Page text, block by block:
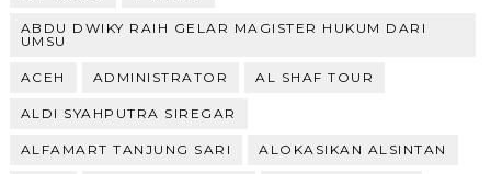
ABDU DWIKY RAIH GELAR MAGISTER HUKUM DARI
UMSU
ACEH ADMINISTRATOR AL SHAF TOUR
ALDI SYAHPUTRA SIREGAR
ALFAMART TANJUNG SARI ALOKASIKAN ALSINTAN